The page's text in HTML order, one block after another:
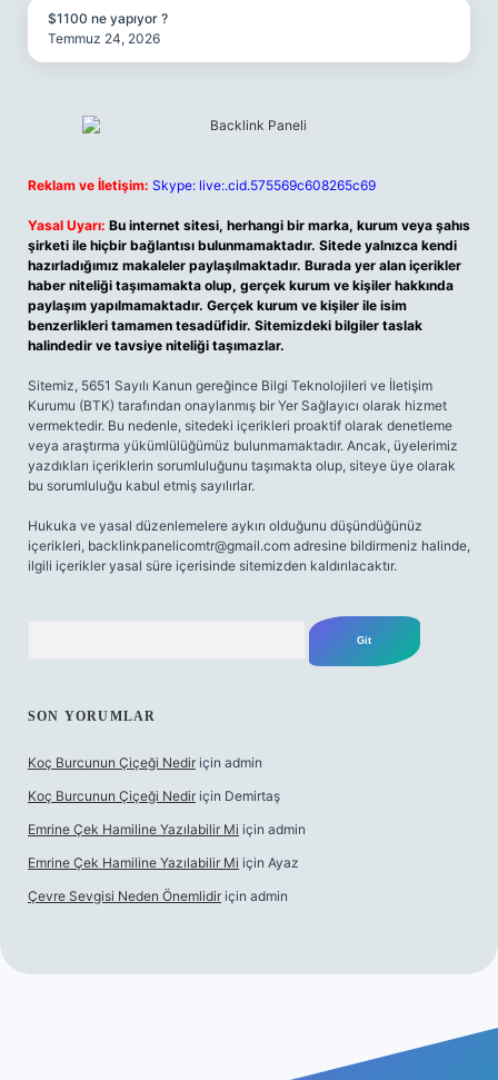
$1100 ne yapıyor ?
Temmuz 24, 2026
Reklam ve İletişim: Skype: live:.cid.575569c608265c69
Yasal Uyarı: Bu internet sitesi, herhangi bir marka, kurum veya şahıs
şirketi ile hiçbir bağlantısı bulunmamaktadır. Sitede yalnızca kendi
hazırladığımız makaleler paylaşılmaktadır. Burada yer alan içerikler
haber niteliği taşımamakta olup, gerçek kurum ve kişiler hakkında
paylaşım yapılmamaktadır. Gerçek kurum ve kişiler ile isim
benzerlikleri tamamen tesadüfidir. Sitemizdeki bilgiler taslak
halindedir ve tavsiye niteliği taşımazlar.
Sitemiz, 5651 Sayılı Kanun gereğince Bilgi Teknolojileri ve İletişim
Kurumu (BTK) tarafından onaylanmış bir Yer Sağlayıcı olarak hizmet
vermektedir. Bu nedenle, sitedeki içerikleri proaktif olarak denetleme
veya araştırma yükümlülüğümüz bulunmamaktadır. Ancak, üyelerimiz
yazdıkları içeriklerin sorumluluğunu taşımakta olup, siteye üye olarak
bu sorumluluğu kabul etmiş sayılırlar.
Hukuka ve yasal düzenlemelere aykırı olduğunu düşündüğünüz
içerikleri, backlinkpanelicomtr@gmail.com adresine bildirmeniz halinde,
ilgili içerikler yasal süre içerisinde sitemizden kaldırılacaktır.
SON YORUMLAR
Koç Burcunun Çiçeği Nedir için admin
Koç Burcunun Çiçeği Nedir için Demirtaş
Emrine Çek Hamiline Yazılabilir Mi için admin
Emrine Çek Hamiline Yazılabilir Mi için Ayaz
Çevre Sevgisi Neden Önemlidir için admin